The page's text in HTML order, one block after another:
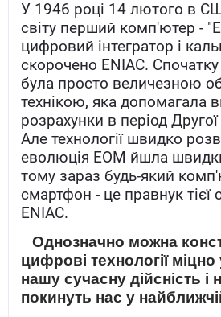
У 1946 році 14 лютого в
світу перший комп'ютер -
цифровий інтегратор і
скорочено ENIAC.
була просто величезною
технікою, яка допомагала
розрахунки в період Другої
Але технології швидко
еволюція ЕОМ йшла
тому зараз будь-який
смартфон - це правнук
ENIAC.
Однозначно можна
цифрові технології
нашу сучасну дійсність і
покинуть нас у